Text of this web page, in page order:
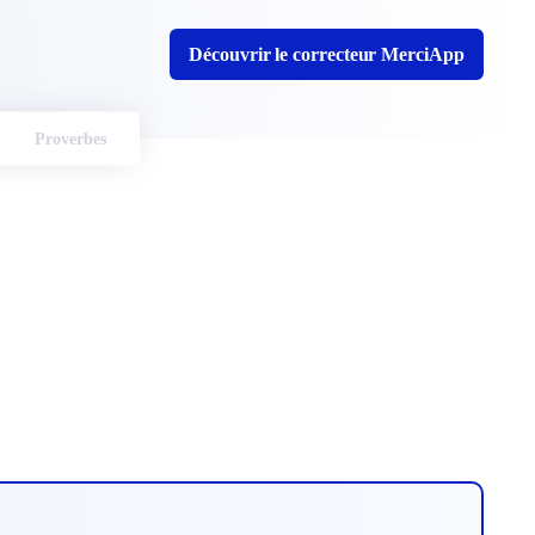
Découvrir le correcteur MerciApp
Proverbes